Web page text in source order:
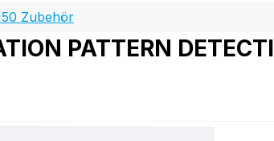
Zubehör
PATTERN